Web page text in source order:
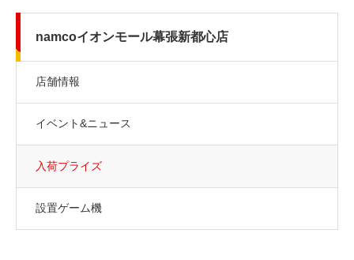
namcoイオンモール幕張新都心店
店舗情報
イベント&ニュース
入荷プライズ
設置ゲーム機